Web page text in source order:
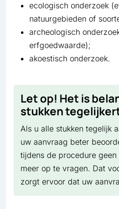
ecologisch onderzoek
natuurgebieden of
archeologisch
erfgoedwaarde);
akoestisch onderzoek.
Let op! Het is
stukken
Als u alle stukken tegelijk
uw aanvraag beter
tijdens de procedure
meer op te vragen. Dat
zorgt ervoor dat uw